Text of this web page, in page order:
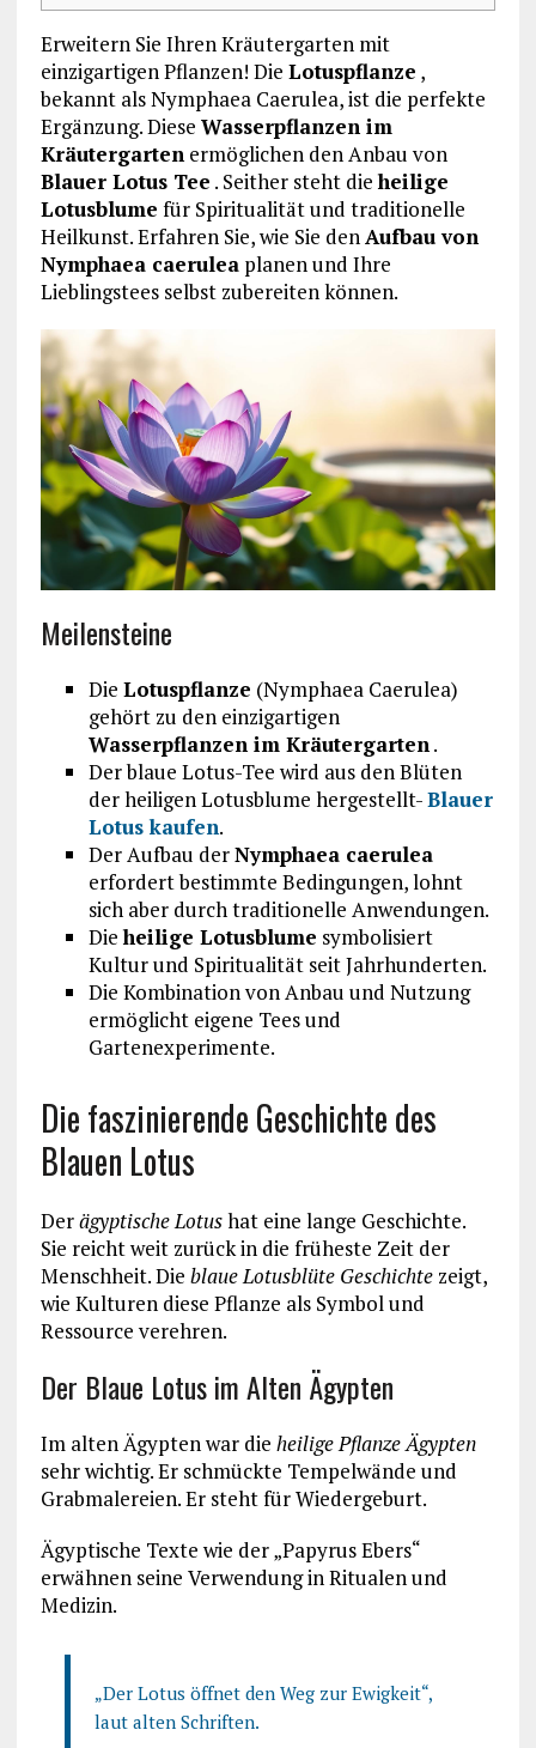
Erweitern Sie Ihren Kräutergarten mit
einzigartigen Pflanzen! Die Lotuspflanze ,
bekannt als Nymphaea Caerulea, ist die perfekte
Ergänzung. Diese Wasserpflanzen im
Kräutergartenermöglichen den Anbau von
Blauer Lotus Tee . Seither steht dieheilige
Lotusblume für Spiritualität und traditionelle
Heilkunst. Erfahren Sie, wie Sie denAufbau von
Nymphaea caeruleaplanen und Ihre
Lieblingstees selbst zubereiten können.
Meilensteine
Die Lotuspflanze (Nymphaea Caerulea)
gehört zu den einzigartigen
Wasserpflanzen im Kräutergarten.
Der blaue Lotus-Tee wird aus den Blüten
der heiligen Lotusblume hergestellt-Blauer
Lotus kaufen.
Der Aufbau derNymphaea caerulea
erfordert bestimmte Bedingungen, lohnt
sich aber durch traditionelle Anwendungen.
Dieheilige Lotusblume symbolisiert
Kultur und Spiritualität seit Jahrhunderten.
Die Kombination von Anbau und Nutzung
ermöglicht eigene Tees und
Gartenexperimente.
Die faszinierende Geschichte des
Blauen Lotus
Derägyptische Lotushat eine lange Geschichte.
Sie reicht weit zurück in die früheste Zeit der
Menschheit. Die blaue Lotusblüte Geschichtezeigt,
wie Kulturen diese Pflanze als Symbol und
Ressource verehren.
Der Blaue Lotus im Alten Ägypten
Im alten Ägypten war die heilige Pflanze Ägypten
sehr wichtig. Er schmückte Tempelwände und
Grabmalereien. Er steht für Wiedergeburt.
Ägyptische Texte wie der „Papyrus Ebers“
erwähnen seine Verwendung in Ritualen und
Medizin.
„Der Lotus öffnet den Weg zur Ewigkeit“,
laut alten Schriften.